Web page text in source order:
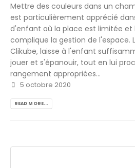
Mettre des couleurs dans un
est particulièrement apprécié
d'enfant où la place est limitée et
complique la gestion de l'espace.
Clikube, laisse à l'enfant
jouer et s'épanouir, tout en lui
rangement appropriées...
5 octobre 2020
READ MORE...